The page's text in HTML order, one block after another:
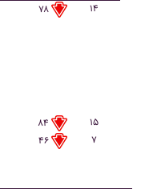
۷۸
۱۴
۸۴
۱۵
۴۶
۷